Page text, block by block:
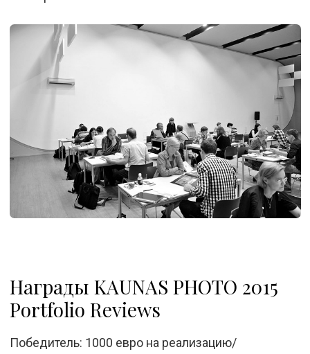
Награды KAUNAS PHOTO 2015
Portfolio Reviews
Победитель: 1000 евро на реализацию/